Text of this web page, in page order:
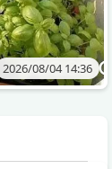
2026/08/04 14:36